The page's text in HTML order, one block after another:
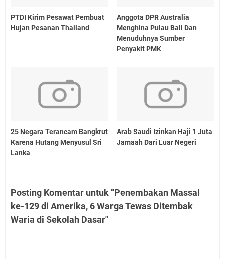
PTDI Kirim Pesawat Pembuat
Hujan Pesanan Thailand
Anggota DPR Australia
Menghina Pulau Bali Dan
Menuduhnya Sumber
Penyakit PMK
25 Negara Terancam Bangkrut
Karena Hutang Menyusul Sri
Lanka
Arab Saudi Izinkan Haji 1 Juta
Jamaah Dari Luar Negeri
Posting Komentar untuk "Penembakan Massal
ke-129 di Amerika, 6 Warga Tewas Ditembak
Waria di Sekolah Dasar"